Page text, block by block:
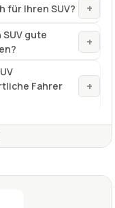
für Ihren SUV? +
gute
+
Fahrer
+